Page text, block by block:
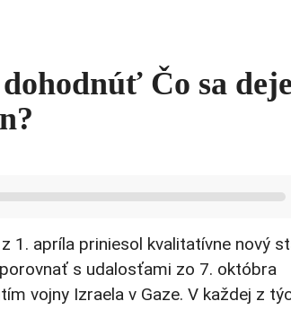
Čo sa
1. apríla priniesol kvalitatívne nový
s udalosťami zo 7. októbra
vojny Izraela v Gaze. V každej z